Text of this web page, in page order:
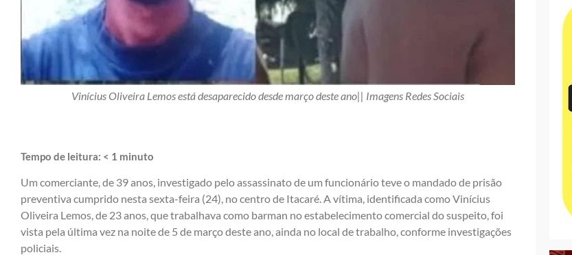
Vinícius Oliveira Lemos está desaparecido desde março deste ano|| Imagens Redes Sociais
Tempo de leitura: < 1 minuto
Um comerciante, de 39 anos, investigado pelo assassinato de um funcionário teve o mandado de prisão
preventiva cumprido nesta sexta-feira (24), no centro de Itacaré. A vítima, identificada como Vinícius
Oliveira Lemos, de 23 anos, que trabalhava como barman no estabelecimento comercial do suspeito, foi
vista pela última vez na noite de 5 de março deste ano, ainda no local de trabalho, conforme investigações
policiais.